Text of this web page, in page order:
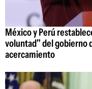
México y Perú
voluntad" del gobierno
acercamiento